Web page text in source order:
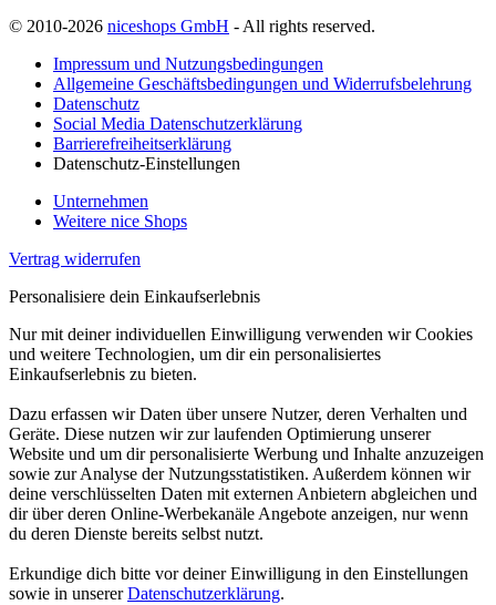
© 2010-2026 niceshops GmbH - All rights reserved.
Impressum und Nutzungsbedingungen
Allgemeine Geschäftsbedingungen und Widerrufsbelehrung
Datenschutz
Social Media Datenschutzerklärung
Barrierefreiheitserklärung
Datenschutz-Einstellungen
Unternehmen
Weitere nice Shops
Vertrag widerrufen
Personalisiere dein Einkaufserlebnis
Nur mit deiner individuellen Einwilligung verwenden wir Cookies
und weitere Technologien, um dir ein personalisiertes
Einkaufserlebnis zu bieten.
Dazu erfassen wir Daten über unsere Nutzer, deren Verhalten und
Geräte. Diese nutzen wir zur laufenden Optimierung unserer
Website und um dir personalisierte Werbung und Inhalte anzuzeigen
sowie zur Analyse der Nutzungsstatistiken. Außerdem können wir
deine verschlüsselten Daten mit externen Anbietern abgleichen und
dir über deren Online-Werbekanäle Angebote anzeigen, nur wenn
du deren Dienste bereits selbst nutzt.
Erkundige dich bitte vor deiner Einwilligung in den Einstellungen
sowie in unsererDatenschutzerklärung.